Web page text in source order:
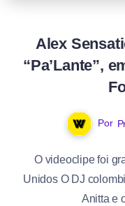
Alex
“Pa’Lante”,
Por
O videoclipe foi
Unidos O DJ
Anitta e